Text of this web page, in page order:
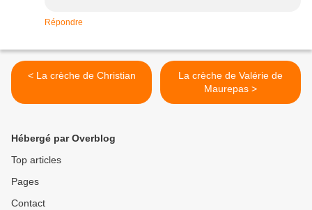
Répondre
< La crèche de Christian
La crèche de Valérie de
Maurepas >
Hébergé par Overblog
Top articles
Pages
Contact